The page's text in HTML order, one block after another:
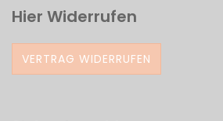
Hier Widerrufen
VERTRAG WIDERRUFEN